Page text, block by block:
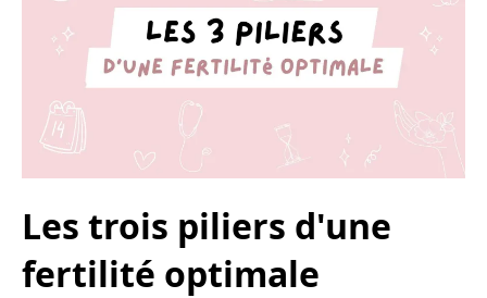
Les trois piliers d'une
fertilité optimale